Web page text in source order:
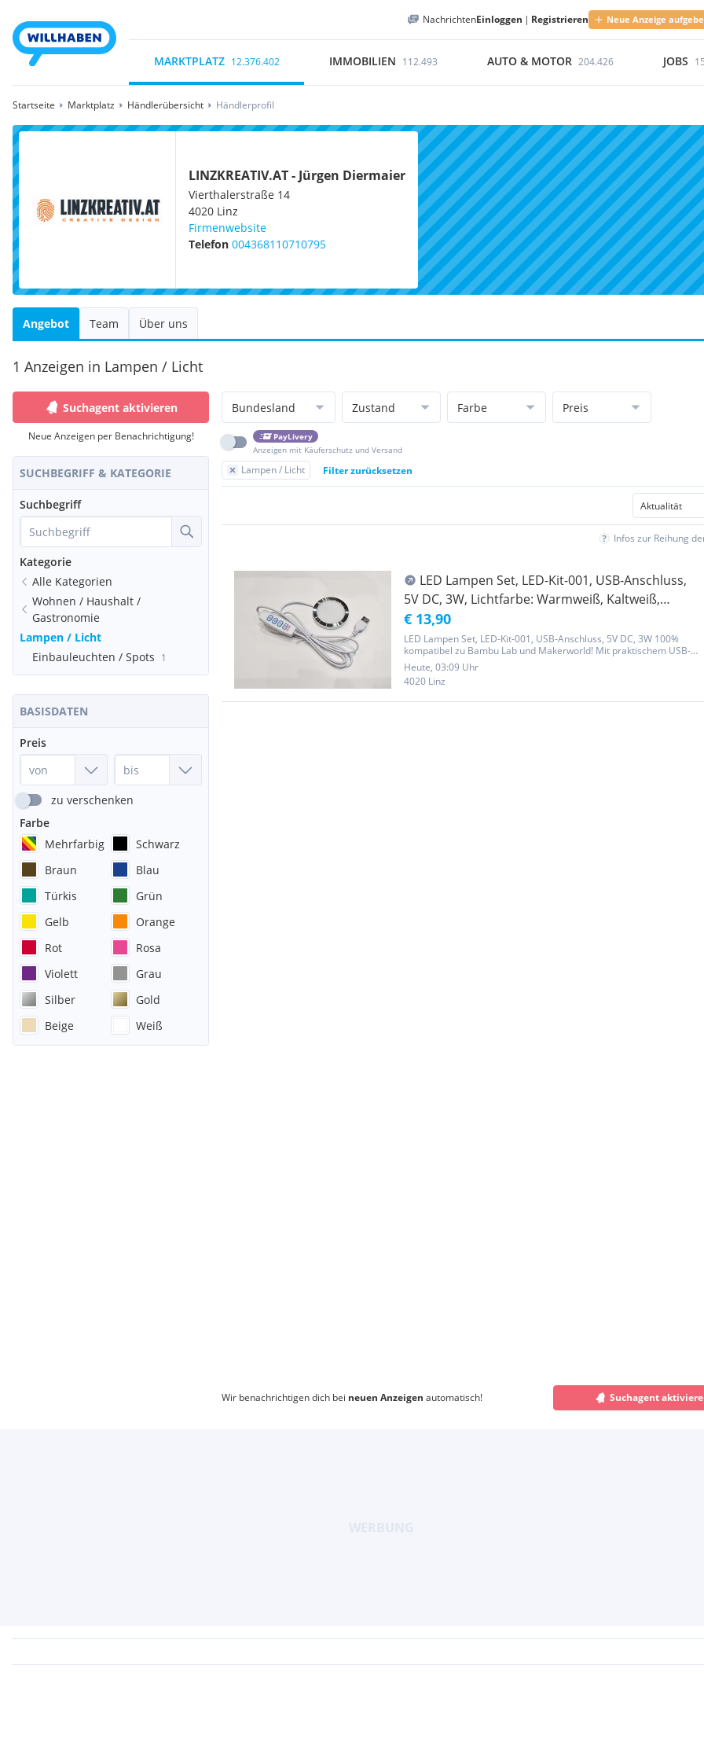
NachrichtenEinloggen | Registrieren Neue Anzeige
MARKTPLATZ 12.376.402 IMMOBILIEN 112.493 AUTO & MOTOR 204.426 JOBS
Startseite Marktplatz Händlerübersicht Händlerprofil
LINZKREATIV.AT - Jürgen Diermaier
Vierthalerstraße 14
4020 Linz
Firmenwebsite
Telefon 004368110710795
Angebot Team Über uns
1 Anzeigen in Lampen / Licht
Suchagent aktivieren
Neue Anzeigen per Benachrichtigung!
SUCHBEGRIFF & KATEGORIE
Suchbegriff
Kategorie
Alle Kategorien
Wohnen / Haushalt /
Gastronomie
Lampen / Licht
Einbauleuchten / Spots 1
BASISDATEN
Preis
zu verschenken
Farbe
Mehrfarbig
Schwarz
Braun
Blau
Türkis
Grün
Gelb
Orange
Rot
Rosa
Violett
Grau
Silber
Gold
Beige
Weiß
Bundesland Zustand Farbe Preis
PayLivery
Anzeigen mit Käuferschutz und Versand
Lampen / Licht Filter zurücksetzen
Infos zur Reihung
LED Lampen Set, LED-Kit-001, USB-Anschluss,
5V DC, 3W, Lichtfarbe: Warmweiß, Kaltweiß,
Neutralweiß (Kompatibel zu Bambu Lab und
Makerworld
€ 13,90
LED Lampen Set, LED-Kit-001, USB-Anschluss, 5V DC, 3W 100%
kompatibel zu Bambu Lab und Makerworld! Mit praktischem USB-
Anschluss, der auch auf 5V-Netzteil umgebaut werden kann.
Lichtfarbe: Warmweiß, Kaltweiß, Neutralweiß Dimmbar: In
mehreren Stufen über...
Heute, 03:09 Uhr
4020 Linz
Wir benachrichtigen dich bei neuen Anzeigen automatisch! Suchagent